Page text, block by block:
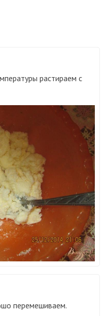
растираем с
перемешиваем.